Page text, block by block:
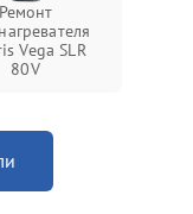
Ремонт
Vega SLR
80V